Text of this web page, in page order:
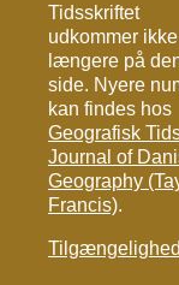
Tidsskriftet
udkommer ikke
længere på
side. Nyere
kan findes hos
Geografisk
Journal of
Geography
Francis).